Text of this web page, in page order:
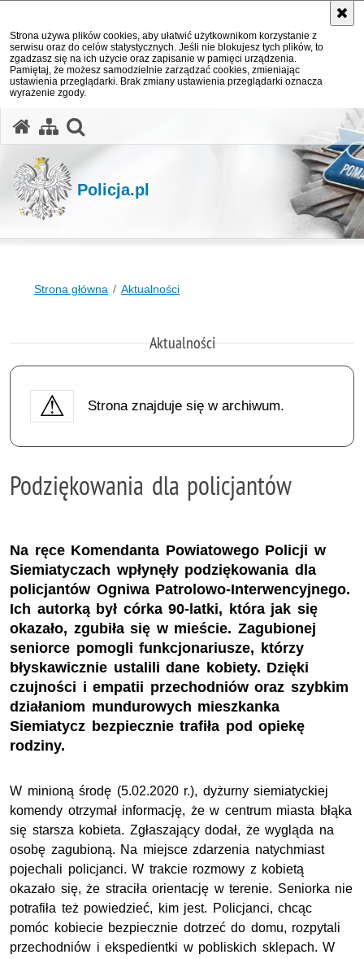
Strona używa plików cookies, aby ułatwić użytkownikom korzystanie z
serwisu oraz do celów statystycznych. Jeśli nie blokujesz tych plików, to
zgadzasz się na ich użycie oraz zapisanie w pamięci urządzenia.
Pamiętaj, że możesz samodzielnie zarządzać cookies, zmieniając
ustawienia przeglądarki. Brak zmiany ustawienia przeglądarki oznacza
wyrażenie zgody.
Policja.pl
Strona główna Aktualności
Aktualności
Strona znajduje się w archiwum.
Podziękowania dla policjantów
Na ręce Komendanta Powiatowego Policji w
Siemiatyczach wpłynęły podziękowania dla
policjantów Ogniwa Patrolowo-Interwencyjnego.
Ich autorką był córka 90-latki, która jak się
okazało, zgubiła się w mieście. Zagubionej
seniorce pomogli funkcjonariusze, którzy
błyskawicznie ustalili dane kobiety. Dzięki
czujności i empatii przechodniów oraz szybkim
działaniom mundurowych mieszkanka
Siemiatycz bezpiecznie trafiła pod opiekę
rodziny.
W minioną środę (5.02.2020 r.), dyżurny siemiatyckiej
komendy otrzymał informację, że w centrum miasta błąka
się starsza kobieta. Zgłaszający dodał, że wygląda na
osobę zagubioną. Na miejsce zdarzenia natychmiast
pojechali policjanci. W trakcie rozmowy z kobietą
okazało się, że straciła orientację w terenie. Seniorka nie
potrafiła też powiedzieć, kim jest. Policjanci, chcąc
pomóc kobiecie bezpiecznie dotrzeć do domu, rozpytali
przechodniów i ekspedientki w pobliskich sklepach. W